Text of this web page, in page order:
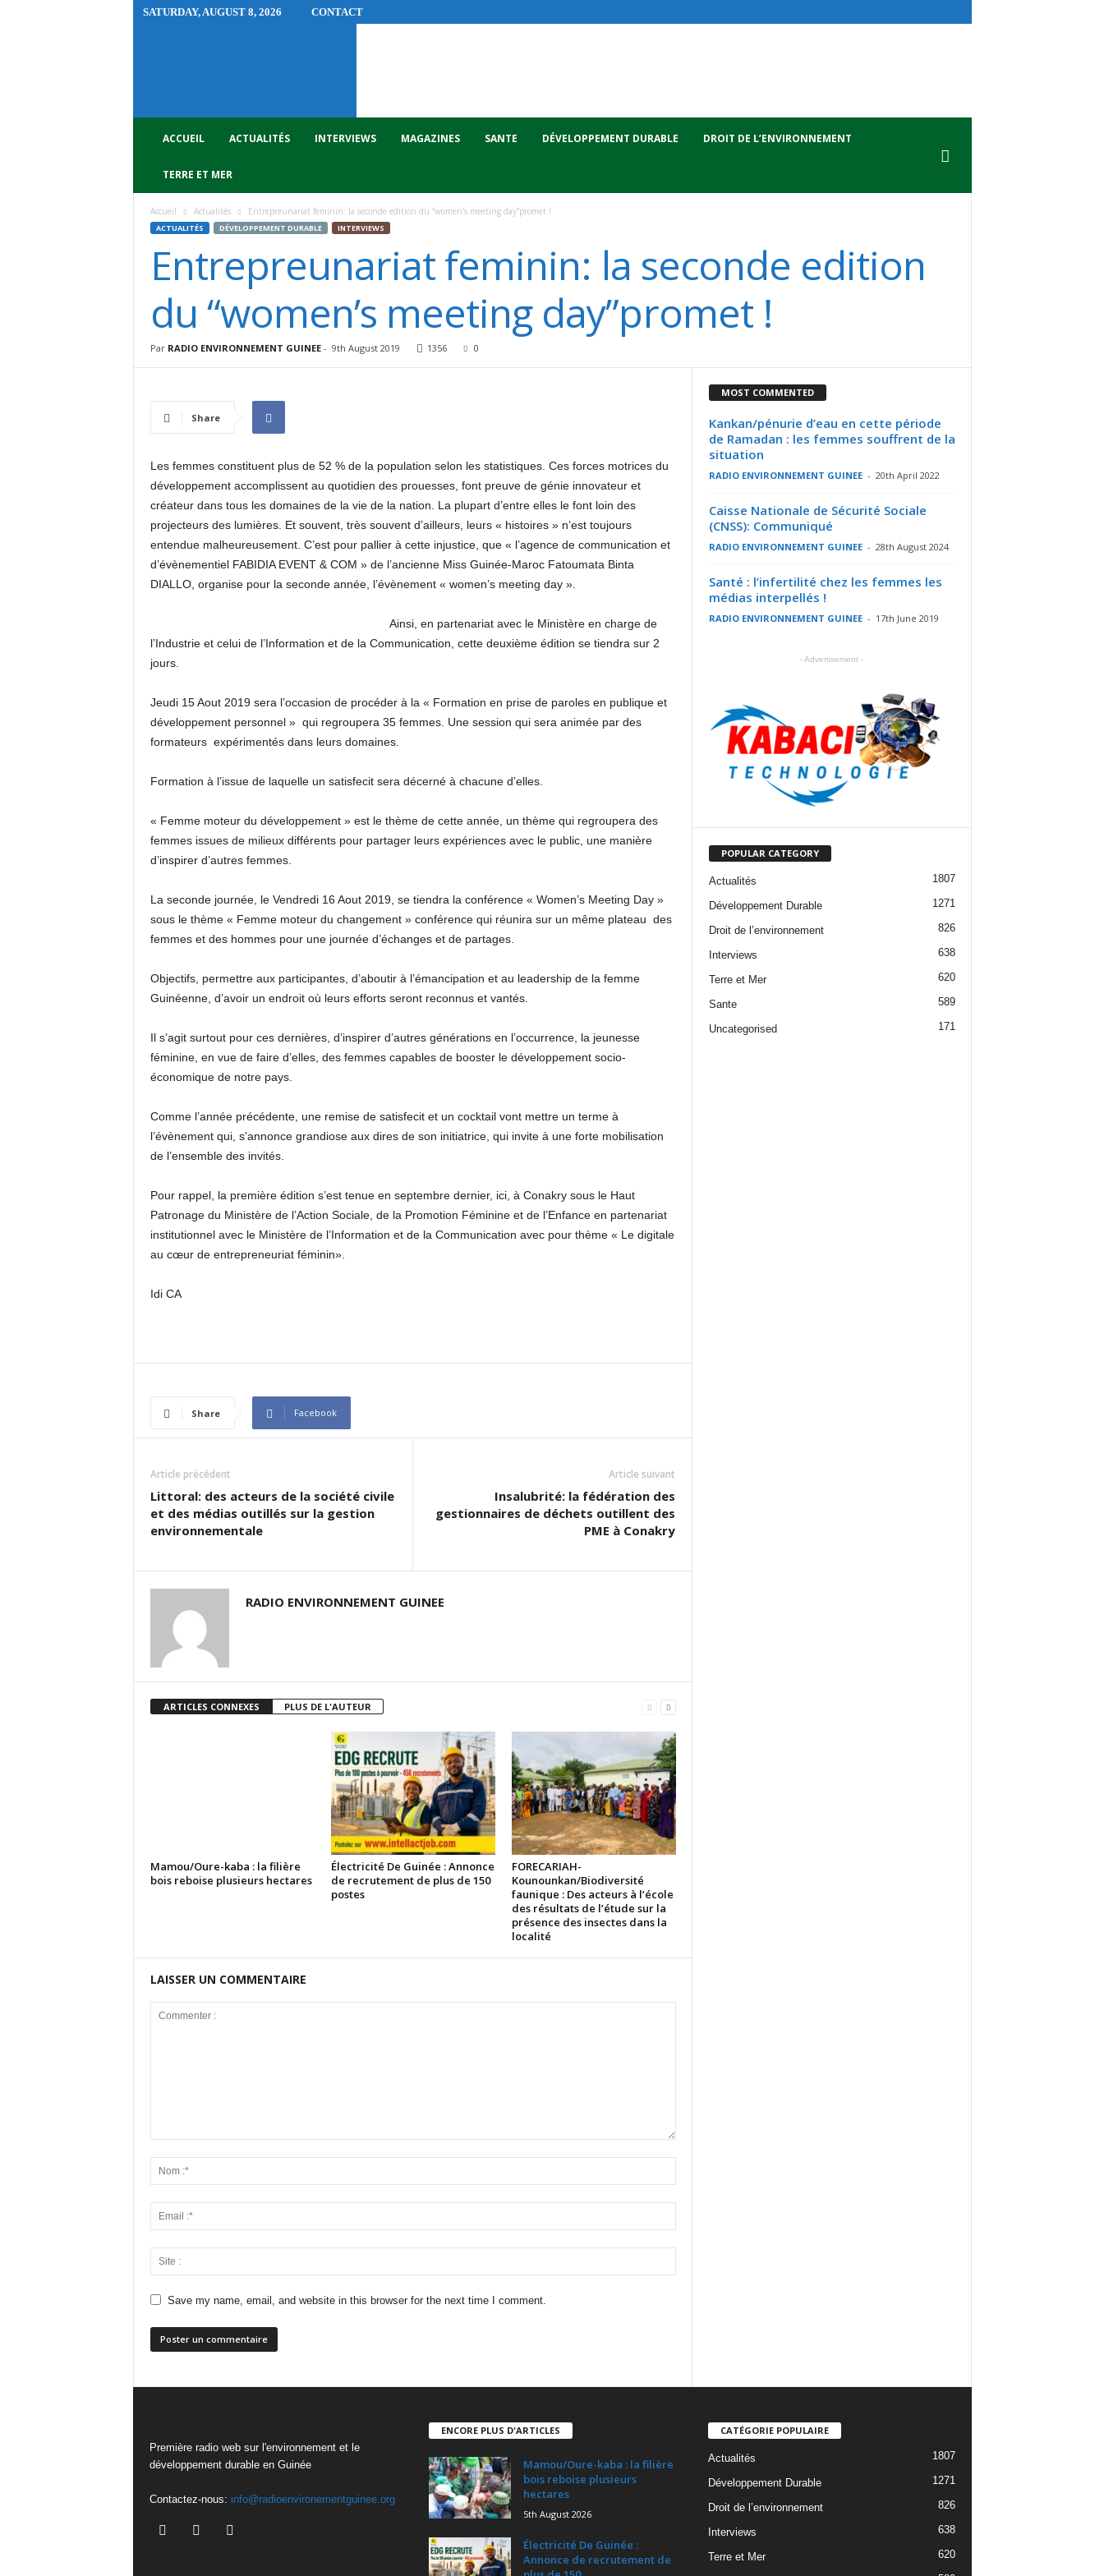
SATURDAY, AUGUST 8, 2026
CONTACT
E
ACCUEIL ACTUALITÉS INTERVIEWS MAGAZINES SANTE DÉVELOPPEMENT DURABLE DROIT DE L’ENVIRONNEMENT
TERRE ET MER
Accueil Actualités Entrepreunariat feminin: la seconde edition du “women’s meeting day”promet !
ACTUALITÉS DÉVELOPPEMENT DURABLE INTERVIEWS
Entrepreunariat feminin: la seconde edition
du “women’s meeting day”promet !
Par RADIO ENVIRONNEMENT GUINEE- 9th August 2019 1356 0
Share
Les femmes constituent plus de 52 % de la population selon les statistiques. Ces forces motrices du
développement accomplissent au quotidien des prouesses, font preuve de génie innovateur et
créateur dans tous les domaines de la vie de la nation. La plupart d’entre elles le font loin des
projecteurs des lumières. Et souvent, très souvent d’ailleurs, leurs « histoires » n’est toujours
entendue malheureusement. C’est pour pallier à cette injustice, que « l’agence de communication et
d’évènementiel FABIDIA EVENT & COM » de l’ancienne Miss Guinée-Maroc Fatoumata Binta
DIALLO, organise pour la seconde année, l’évènement « women’s meeting day ».
Ainsi, en partenariat avec le Ministère en charge de
l’Industrie et celui de l’Information et de la Communication, cette deuxième édition se tiendra sur 2
jours.
Jeudi 15 Aout 2019 sera l’occasion de procéder à la « Formation en prise de paroles en publique et
développement personnel » qui regroupera 35 femmes. Une session qui sera animée par des
formateurs expérimentés dans leurs domaines.
Formation à l’issue de laquelle un satisfecit sera décerné à chacune d’elles.
« Femme moteur du développement » est le thème de cette année, un thème qui regroupera des
femmes issues de milieux différents pour partager leurs expériences avec le public, une manière
d’inspirer d’autres femmes.
La seconde journée, le Vendredi 16 Aout 2019, se tiendra la conférence « Women’s Meeting Day »
sous le thème « Femme moteur du changement » conférence qui réunira sur un même plateau des
femmes et des hommes pour une journée d’échanges et de partages.
Objectifs, permettre aux participantes, d’aboutir à l’émancipation et au leadership de la femme
Guinéenne, d’avoir un endroit où leurs efforts seront reconnus et vantés.
Il s’agit surtout pour ces dernières, d’inspirer d’autres générations en l’occurrence, la jeunesse
féminine, en vue de faire d’elles, des femmes capables de booster le développement socio-
économique de notre pays.
Comme l’année précédente, une remise de satisfecit et un cocktail vont mettre un terme à
l’évènement qui, s’annonce grandiose aux dires de son initiatrice, qui invite à une forte mobilisation
de l’ensemble des invités.
Pour rappel, la première édition s’est tenue en septembre dernier, ici, à Conakry sous le Haut
Patronage du Ministère de l’Action Sociale, de la Promotion Féminine et de l’Enfance en partenariat
institutionnel avec le Ministère de l’Information et de la Communication avec pour thème « Le digitale
au cœur de entrepreneuriat féminin».
Idi CA
Share Facebook
Article précédent
Littoral: des acteurs de la société civile
et des médias outillés sur la gestion
environnementale
Article suivant
Insalubrité: la fédération des
gestionnaires de déchets outillent des
PME à Conakry
RADIO ENVIRONNEMENT GUINEE
ARTICLES CONNEXES PLUS DE L'AUTEUR
Mamou/Oure-kaba : la filière
bois reboise plusieurs hectares
Électricité De Guinée : Annonce
de recrutement de plus de 150
postes
FORECARIAH-
Kounounkan/Biodiversité
faunique : Des acteurs à l’école
des résultats de l’étude sur la
présence des insectes dans la
localité
LAISSER UN COMMENTAIRE
Save my name, email, and website in this browser for the next time I comment.
MOST COMMENTED
Kankan/pénurie d’eau en cette période
de Ramadan : les femmes souffrent de la
situation
RADIO ENVIRONNEMENT GUINEE - 20th April 2022
Caisse Nationale de Sécurité Sociale
(CNSS): Communiqué
RADIO ENVIRONNEMENT GUINEE - 28th August 2024
Santé : l’infertilité chez les femmes les
médias interpellés !
RADIO ENVIRONNEMENT GUINEE - 17th June 2019
- Advertisement -
POPULAR CATEGORY
Actualités 1807
Développement Durable 1271
Droit de l’environnement 826
Interviews 638
Terre et Mer 620
Sante 589
Uncategorised 171
Première radio web sur l'environnement et le
développement durable en Guinée
Contactez-nous: info@radioenvironementguinee.org
ENCORE PLUS D'ARTICLES
Mamou/Oure-kaba : la filière
bois reboise plusieurs
hectares
5th August 2026
Électricité De Guinée :
Annonce de recrutement de
CATÉGORIE POPULAIRE
Actualités 1807
Développement Durable 1271
Droit de l’environnement 826
Interviews 638
Terre et Mer 620